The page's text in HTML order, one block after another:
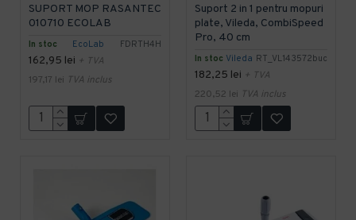
In stoc EcoLab FDRTH4H
SUPORT MOP RASANTEC
010710 ECOLAB
162,95 lei + TVA
197,17 lei TVA inclus
In stoc Vileda RT_VL143572buc
Suport 2 in 1 pentru mopuri
plate, Vileda, CombiSpeed
Pro, 40 cm
182,25 lei + TVA
220,52 lei TVA inclus